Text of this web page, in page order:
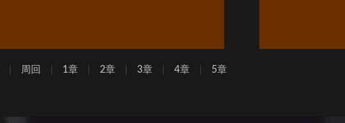
周回 1章 2章 3章 4章 5章